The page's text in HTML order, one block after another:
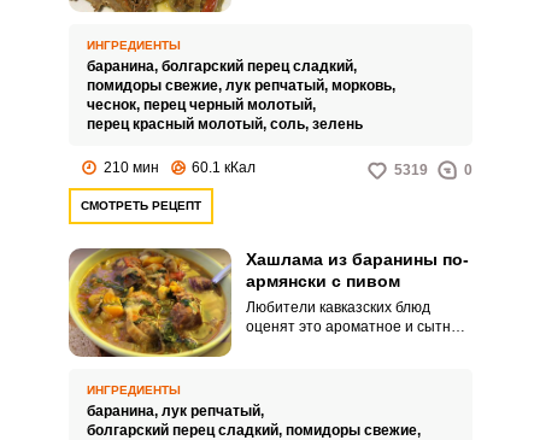
ИНГРЕДИЕНТЫ
баранина, болгарский перец сладкий,
помидоры свежие, лук репчатый, морковь,
чеснок, перец черный молотый,
перец красный молотый, соль, зелень
210 мин 60.1 кКал 5319 0
СМОТРЕТЬ РЕЦЕПТ
Хашлама из баранины по-
армянски с пивом
Любители кавказских блюд
оценят это ароматное и сытное
мяса. Такую хашламу часто
готовят на природе.
ИНГРЕДИЕНТЫ
баранина, лук репчатый,
болгарский перец сладкий, помидоры свежие,